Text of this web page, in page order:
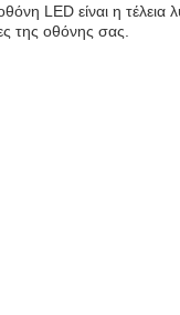
LED είναι η
της οθόνης σας.